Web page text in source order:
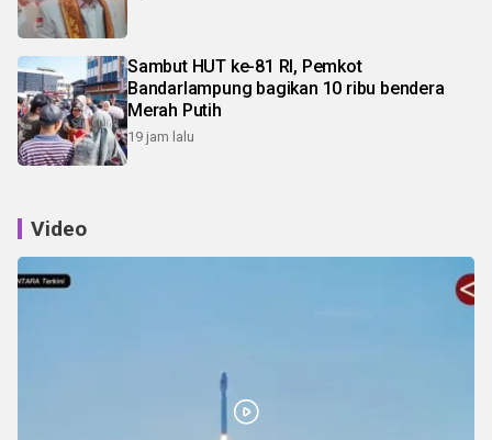
Sambut HUT ke-81 RI, Pemkot
Bandarlampung bagikan 10 ribu bendera
Merah Putih
19 jam lalu
Video